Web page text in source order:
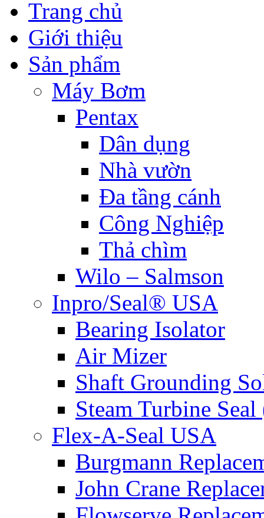
Trang chủ
Giới thiệu
Sản phẩm
Máy Bơm
Pentax
Dân dụng
Nhà vườn
Đa tầng cánh
Công Nghiệp
Thả chìm
Wilo – Salmson
Inpro/Seal® USA
Bearing Isolator
Air Mizer
Shaft Grounding
Steam Turbine
Flex-A-Seal USA
Burgmann
John Crane